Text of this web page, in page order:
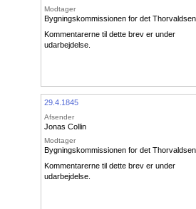
Modtager
Bygningskommissionen for det
Kommentarerne til dette brev er under
udarbejdelse.
29.4.1845
Afsender
Jonas Collin
Modtager
Bygningskommissionen for det
Kommentarerne til dette brev er under
udarbejdelse.